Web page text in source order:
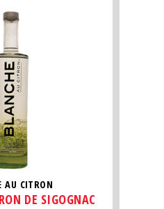
AU CITRON
DE SIGOGNAC